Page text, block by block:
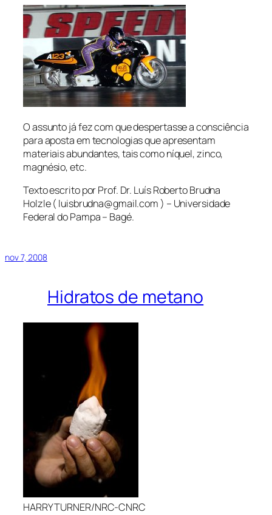
O assunto já fez com que despertasse a consciência
para aposta em tecnologias que apresentam
materiais abundantes, tais como níquel, zinco,
magnésio, etc.
Texto escrito por Prof. Dr. Luís Roberto Brudna
Holzle ( luisbrudna@gmail.com ) – Universidade
Federal do Pampa – Bagé.
nov 7, 2008
Hidratos de metano
HARRY TURNER/NRC-CNRC